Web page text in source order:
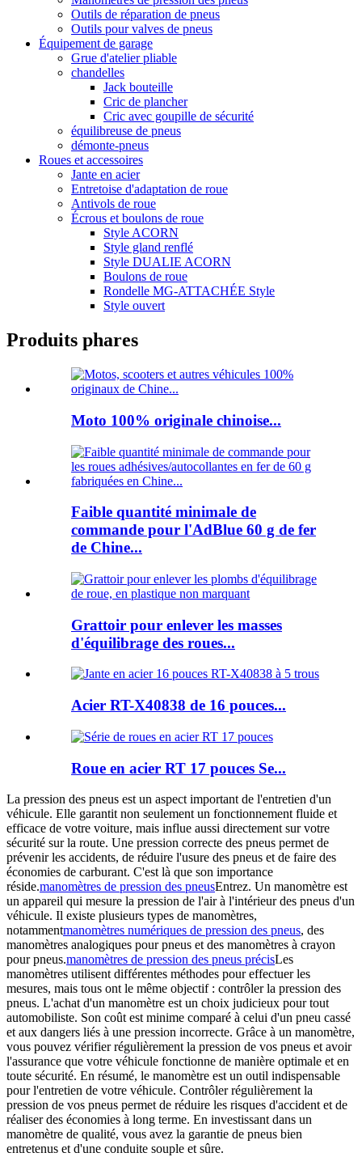
Outils de réparation de pneus
Outils pour valves de pneus
Équipement de garage
Grue d'atelier pliable
chandelles
Jack bouteille
Cric de plancher
Cric avec goupille de sécurité
équilibreuse de pneus
démonte-pneus
Roues et accessoires
Jante en acier
Entretoise d'adaptation de roue
Antivols de roue
Écrous et boulons de roue
Style ACORN
Style gland renflé
Style DUALIE ACORN
Boulons de roue
Rondelle MG-ATTACHÉE Style
Style ouvert
Produits phares
Moto 100% originale chinoise...
Faible quantité minimale de
commande pour l'AdBlue 60 g de fer
de Chine...
Grattoir pour enlever les masses
d'équilibrage des roues...
Acier RT-X40838 de 16 pouces...
Roue en acier RT 17 pouces Se...
La pression des pneus est un aspect important de l'entretien d'un
véhicule. Elle garantit non seulement un fonctionnement fluide et
efficace de votre voiture, mais influe aussi directement sur votre
sécurité sur la route. Une pression correcte des pneus permet de
prévenir les accidents, de réduire l'usure des pneus et de faire des
économies de carburant. C'est là que son importance
réside.manomètres de pression des pneusEntrez. Un manomètre est
un appareil qui mesure la pression de l'air à l'intérieur des pneus d'un
véhicule. Il existe plusieurs types de manomètres,
notammentmanomètres numériques de pression des pneus, des
manomètres analogiques pour pneus et des manomètres à crayon
pour pneus.manomètres de pression des pneus précisLes
manomètres utilisent différentes méthodes pour effectuer les
mesures, mais tous ont le même objectif : contrôler la pression des
pneus. L'achat d'un manomètre est un choix judicieux pour tout
automobiliste. Son coût est minime comparé à celui d'un pneu cassé
et aux dangers liés à une pression incorrecte. Grâce à un manomètre,
vous pouvez vérifier régulièrement la pression de vos pneus et avoir
l'assurance que votre véhicule fonctionne de manière optimale et en
toute sécurité. En résumé, le manomètre est un outil indispensable
pour l'entretien de votre véhicule. Contrôler régulièrement la
pression de vos pneus permet de réduire les risques d'accident et de
réaliser des économies à long terme. En investissant dans un
manomètre de qualité, vous avez la garantie de pneus bien
entretenus et d'une conduite souple et sûre.